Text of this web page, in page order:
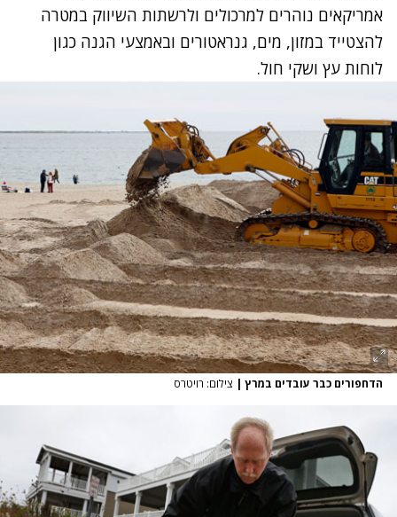
אמריקאים נוהרים למרכולים ולרשתות השיווק במטרה
להצטייד במזון, מים, גנראטורים ובאמצעי הגנה כגון
לוחות עץ ושקי חול.
הדחפורים כבר עובדים במרץ | צילום: רויטרס